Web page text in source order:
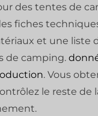
des tentes de
fiches
et une liste
de camping.
. Vous
le reste de